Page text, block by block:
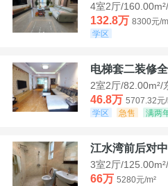
4室2厅/
132.8万 8300元/
学区
电梯套二装修
2室2厅/82.00m²/
46.8万 5707.32元/
学区
急售 满两
江水湾前后对
3室2厅/
66万 5280元/m²